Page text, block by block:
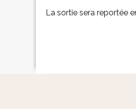
La sortie sera reportée